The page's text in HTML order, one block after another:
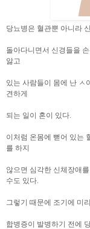
당뇨병은 혈관뿐 아니라
돌아다니면서 신경들을
앓고
있는 사람들이 몸에 난 ㅅ
견하게
되는 일이 혼이 있다.
이처럼 온몸에 뻗어 있는
를 하지
않으면 심각한 신체장애
수도 있다.
그렇기 때문에 조기에 미
합병증이 발병하기 전에